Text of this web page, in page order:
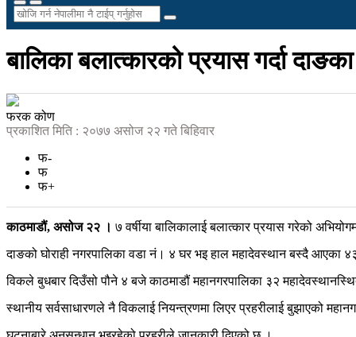
बालिका बलात्कारको प्रयास गर्दा
फरक कोण
प्रकाशित मिति : २०७७ असोज २२ गते बिहिवार
फ-
फ
फ+
काठमाडौं, असोज २२ । ७ वर्षीया बालिकालाई बलात्कार प्रयास गरेको
दाङको घोराही नगरपालिका वडा नं। ४ घर भइ हाल महादेवस्थान बस्दै आएका
विकले बुधबार दिउँसो पौने ४ बजे काठमाडौं महानगरपालिका ३२
स्थानीय सर्वसाधारणले नै विकलाई नियन्त्रणमा लिएर प्रहरीलाई बुझाएको